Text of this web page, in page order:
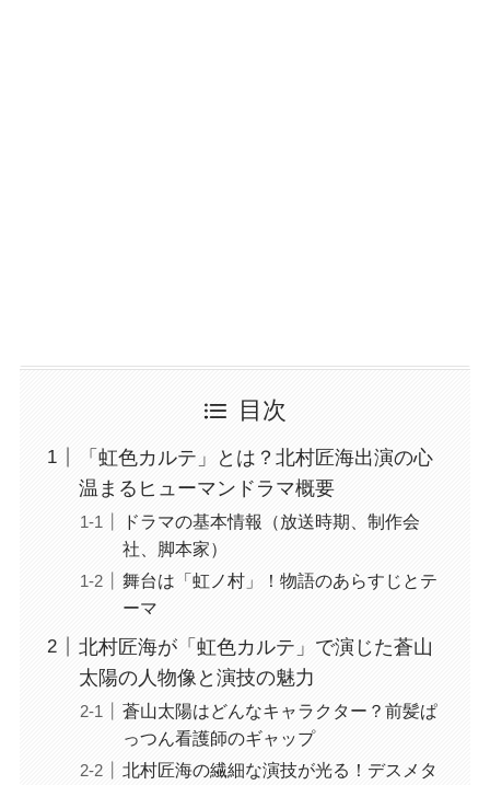
目次
「虹色カルテ」とは？北村匠海出演の心
温まるヒューマンドラマ概要
ドラマの基本情報（放送時期、制作会
社、脚本家）
舞台は「虹ノ村」！物語のあらすじとテ
ーマ
北村匠海が「虹色カルテ」で演じた蒼山
太陽の人物像と演技の魅力
蒼山太陽はどんなキャラクター？前髪ぱ
っつん看護師のギャップ
北村匠海の繊細な演技が光る！デスメタ